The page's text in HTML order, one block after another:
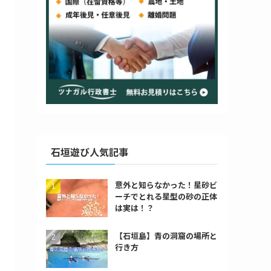
石垣遊び人気記事
意外と知らなかった！星砂ビ
ーチでとれる星型の砂の正体
は実は！？
【石垣島】青の洞窟の場所と
行き方